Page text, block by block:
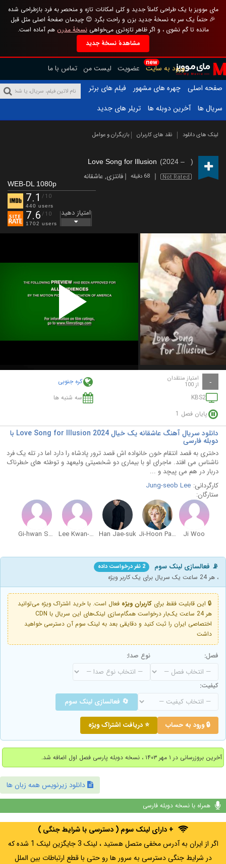
مای موویز با یک طراحی کاملاً جدید و کلی امکانات تازه و منحصر به فرد بازطراحی شده
🎉 حتماً یک سر به نسخهٔ جدید بزن و راحت بگرد 😊 چیدمان صفحهٔ اصلی مثل قبل
مانده تا گم نشوی ، و اگر ظاهر تازه‌تری می‌خواهینسخهٔ مدرن هم آماده است.
مشاهدهٔ نسخهٔ جدید
new
ورود به سایت عضویت لیست من تماس با ما
صفحه اصلی
چهره های مشهور
فیلم های برتر
سریال ها
آخرین دوبله ها تریلر های جدید
لینک های دانلود نقد های کاربران بازیگران و عوامل
Love Song for Illusion (2024 – )
Not Rated 68 دقیقه فانتزی,عاشقانه
WEB-DL 1080p
7.1 /10
440 users
7.6 /10
1702 users
امتیاز دهید
Play
Video
- امتیاز منتقدان
از 100
کره جنوبی
KBS2
سه شنبه ها
پایان فصل 1
دانلود سریال آهنگ عاشقانه یک خیال Love Song for Illusion 2024 با
دوبله فارسی
دختری به قصد انتقام خون خانواده اش قصد ترور پادشاه را دارد اما در تله یک فرد
ناشناس می افتد. ماجرای او با بیماری دو شخصیتی ولیعهد و توطئه های خطرناک
دربار در هم می پیچد و ...
کارگردانی: Jung-seob Lee
ستارگان:
Ji Woo
Ji-Hoon Park
Han Jae-suk
Lee Kwan-hoon
Gi-hwan Shin
📡 فعالسازی لینک سوم 2 نفر درخواست داده
، هر 24 ساعت یک سریال برای یک کاربر ویژه
🔒 این قابلیت فقط برای کاربران ویژه فعال است. با خرید اشتراک ویژه می‌توانید
هر 24 ساعت یک‌بار درخواست همگام‌سازی لینک‌های این سریال با CDN
اختصاصی ایران را ثبت کنید و دقایقی بعد به لینک سوم آن دسترسی خواهید
داشت
فصل: نوع صدا:
کیفیت:
🔄 فعالسازی لینک سوم
🔒 ورود به حساب ⭐ دریافت اشتراک ویژه
آخرین بروزرسانی در ۱ مهر ۱۴۰۳ ، نسخه دوبله پارسی فصل اول اضافه شد.
دانلود زیرنویس همه زبان ها
همراه با نسخه دوبله فارسی
+ دارای لینک سوم ( دسترسی با شرایط جنگی )
اگر از ایران به آدرس مخفی متصل هستید ، لینک 3 جایگزین لینک 1 شده که
در شرایط جنگی دسترسی به سرور ها رو حتی با قطع ارتباطات بین الملل